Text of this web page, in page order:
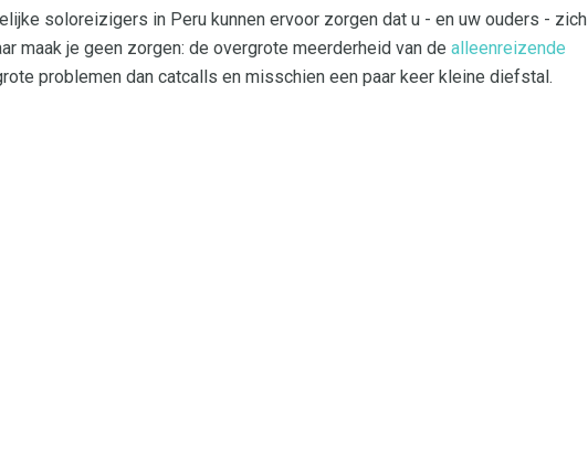
soloreizigers in Peru kunnen ervoor zorgen dat u - en uw ouders - zich
maak je geen zorgen: de overgrote meerderheid van de alleenreizende
problemen dan catcalls en misschien een paar keer kleine diefstal.